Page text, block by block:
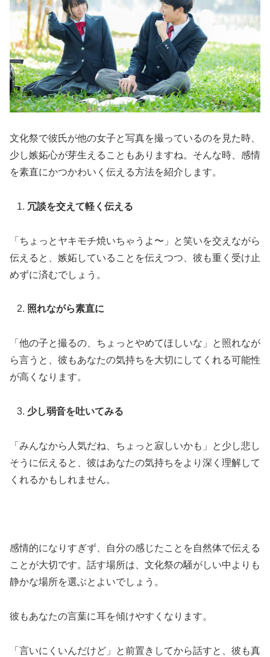
文化祭で彼氏が他の女子と写真を撮っているのを見た時、
少し嫉妬心が芽生えることもありますね。そんな時、感情
を素直にかつかわいく伝える方法を紹介します。
冗談を交えて軽く伝える
「ちょっとヤキモチ焼いちゃうよ〜」と笑いを交えながら
伝えると、嫉妬していることを伝えつつ、彼も重く受け止
めずに済むでしょう。
照れながら素直に
「他の子と撮るの、ちょっとやめてほしいな」と照れなが
ら言うと、彼もあなたの気持ちを大切にしてくれる可能性
が高くなります。
少し弱音を吐いてみる
「みんなから人気だね、ちょっと寂しいかも」と少し悲し
そうに伝えると、彼はあなたの気持ちをより深く理解して
くれるかもしれません。
感情的になりすぎず、自分の感じたことを自然体で伝える
ことが大切です。 話す場所は、文化祭の騒がしい中よりも
静かな場所を選ぶとよいでしょう。
彼もあなたの言葉に耳を傾けやすくなります。
「言いにくいんだけど」と前置きしてから話すと、彼も真